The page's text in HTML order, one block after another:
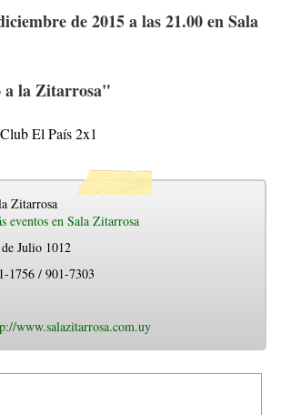
de 2015 a las 21.00 en Sala
a la Zitarrosa"
El País 2x1
Zitarrosa
eventos en Sala Zitarrosa
Julio 1012
1756 / 901-7303
www.salazitarrosa.com.uy